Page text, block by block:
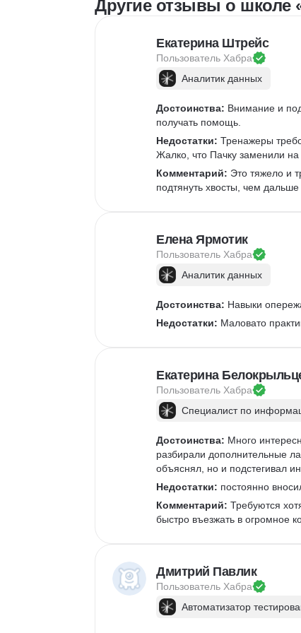
Другие отзывы о школе
Екатерина Штрейс
Пользователь Хабра
Аналитик данных
Достоинства: Внимание и
получать помощь.
Недостатки: Тренажеры
Жалко, что Пачку заменили
Комментарий: Это тяжело и
подтянуть хвосты, чем
Елена Ярмотик
Пользователь Хабра
Аналитик данных
Достоинства: Навыки
Недостатки: Маловато
Екатерина
Пользователь Хабра
Специалист по
Достоинства: Много
разбирали дополнительные
объяснял, но и подстегивал
Недостатки: постоянно
Комментарий: Требуются
быстро въезжать в огромное
Дмитрий Павлик
Пользователь Хабра
Автоматизатор